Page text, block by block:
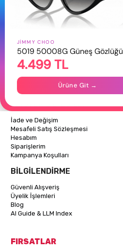
HAKKIMIZDA
Hakkımızda
Gizlilik Politikası
İletişim
Mağazalarımız
ALIŞVERİŞ BİLGİLERİ
İade ve Değişim
Mesafeli Satış Sözleşmesi
Hesabım
Siparişlerim
Kampanya Koşulları
BİLGİLENDİRME
Güvenli Alışveriş
Üyelik İşlemleri
Blog
AI Guide & LLM Index
FIRSATLAR
JIMMY CHOO
5019 50008G Güneş Gözlüğü
4.499 TL
Ürüne Git →